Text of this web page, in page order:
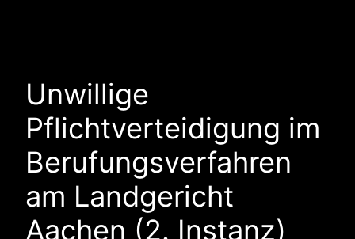
Unwillige
Pflichtverteidigung im
Berufungsverfahren
am Landgericht
Aachen (2. Instanz)